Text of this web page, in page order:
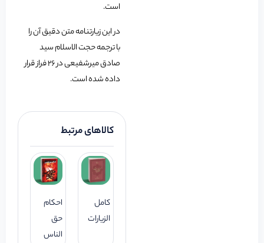
است.
در این زیارتنامه متن دقیق آن را
با ترجمه حجت الاسلام سید
صادق میرشفیعی در 26 فراز قرار
داده شده است.
کالاهای مرتبط
کامل
الزیارات
احکام
حق
الناس